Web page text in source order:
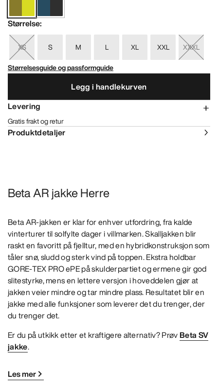
Størrelse:
XS S M L XL XXL
XXXL
Størrelsesguide og passformguide
Legg i handlekurven
Levering
Gratis frakt og retur
Produktdetaljer
Beta AR jakke Herre
Beta AR-jakken er klar for enhver utfordring, fra kalde
vinterturer til solfylte dager i villmarken. Skalljakken blir
raskt en favoritt på fjelltur, med en hybridkonstruksjon som
tåler snø, sludd og sterk vind på toppen. Ekstra holdbar
GORE-TEX PRO ePE på skulderpartiet og ermene gir god
slitestyrke, mens en lettere versjon i hoveddelen gjør at
jakken veier mindre og tar mindre plass. Resultatet blir en
jakke med alle funksjoner som leverer det du trenger, der
du trenger det.
Er du på utkikk etter et kraftigere alternativ? Prøv Beta SV
jakke.
Les mer